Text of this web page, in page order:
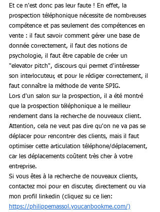
Et ce n'est donc pas leur faute ! En effet, la
prospection téléphonique nécessite de nombreuses
compétence et pas seulement des compétences en
vente : il faut savoir comment gérer une base de
donnée correctement, il faut des notions de
psychologie, il faut être capable de créer un
"elevator pitch", discours qui permet d'intéresser
son interlocuteur, et pour le rédiger correctement, il
faut connaître la méthode de vente SPIG.
Lors d'un salon sur la prospection, il a été montré
que la prospection téléphonique a le meilleur
rendement dans la recherche de nouveaux client.
Attention, cela ne veut pas dire qu'on ne va pas se
déplacer pour rencontrer des clients, mais il faut
optimiser cette articulation téléphone/déplacement,
car les déplacements coûtent très cher à votre
entreprise.
Si vous êtes à la recherche de nouveaux clients,
contactez moi pour en discuter, directement ou via
mon profil linkedin (cliquez su ce lien:
https://philippemassol.youcanbookme.com/)